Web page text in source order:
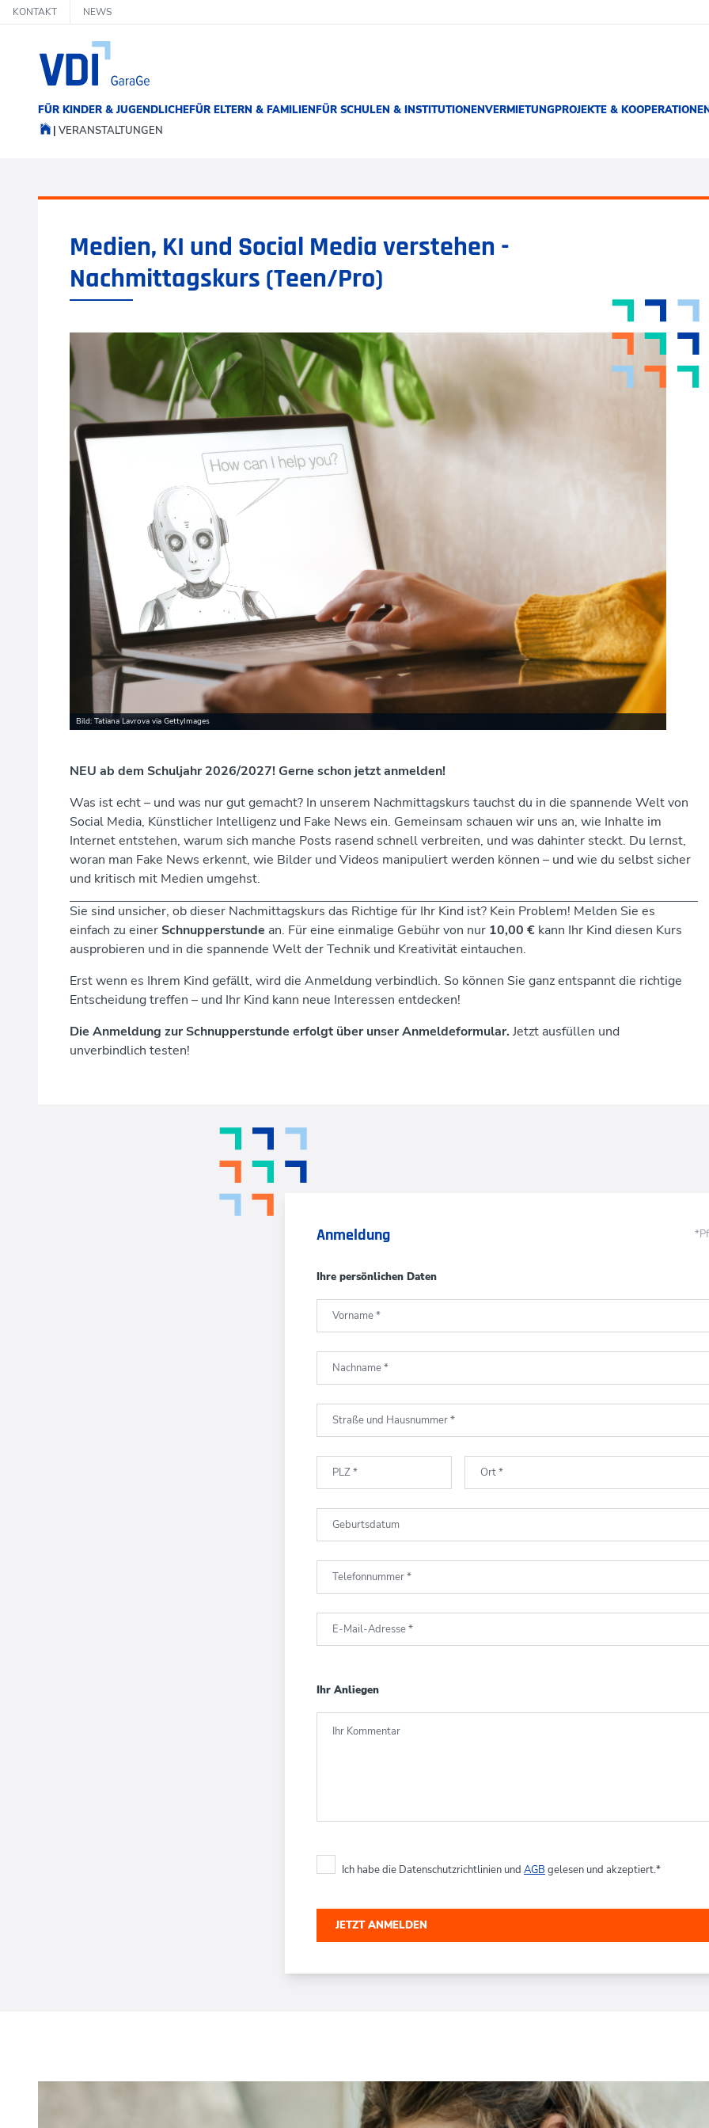
KONTAKT NEWS
FÜR KINDER & JUGENDLICHEFÜR ELTERN & FAMILIENFÜR SCHULEN & INSTITUTIONENVERMIETUNGPROJEKTE &
VERANSTALTUNGEN
Medien, KI und Social Media verstehen -
Nachmittagskurs (Teen/Pro)
Bild: Tatiana Lavrova via GettyImages
NEU ab dem Schuljahr 2026/2027! Gerne schon jetzt anmelden!
Was ist echt – und was nur gut gemacht? In unserem Nachmittagskurs tauchst du in die spannende Welt von
Social Media, Künstlicher Intelligenz und Fake News ein. Gemeinsam schauen wir uns an, wie Inhalte im
Internet entstehen, warum sich manche Posts rasend schnell verbreiten, und was dahinter steckt. Du lernst,
woran man Fake News erkennt, wie Bilder und Videos manipuliert werden können – und wie du selbst sicher
und kritisch mit Medien umgehst.
Sie sind unsicher, ob dieser Nachmittagskurs das Richtige für Ihr Kind ist? Kein Problem! Melden Sie es
einfach zu einer Schnupperstunde an. Für eine einmalige Gebühr von nur 10,00 € kann Ihr Kind diesen Kurs
ausprobieren und in die spannende Welt der Technik und Kreativität eintauchen.
Erst wenn es Ihrem Kind gefällt, wird die Anmeldung verbindlich. So können Sie ganz entspannt die richtige
Entscheidung treffen – und Ihr Kind kann neue Interessen entdecken!
Die Anmeldung zur Schnupperstunde erfolgt über unser Anmeldeformular. Jetzt ausfüllen und
unverbindlich testen!
Anmeldung
Ihre persönlichen Daten
Vorname*
Nachname*
Straße und Hausnummer*
PLZ* Ort*
Geburtsdatum
Telefonnummer*
E-Mail-Adresse*
Ihr Anliegen
Ihr Kommentar
Ich habe die Datenschutzrichtlinien und AGB gelesen und akzeptiert.*
JETZT ANMELDEN